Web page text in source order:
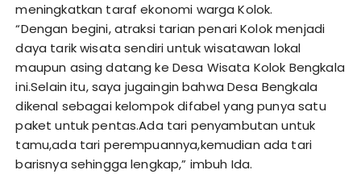
meningkatkan taraf ekonomi warga Kolok.
“Dengan begini, atraksi tarian penari Kolok menjadi
daya tarik wisata sendiri untuk wisatawan lokal
maupun asing datang ke Desa Wisata Kolok Bengkala
ini.Selain itu, saya jugaingin bahwa Desa Bengkala
dikenal sebagai kelompok difabel yang punya satu
paket untuk pentas.Ada tari penyambutan untuk
tamu,ada tari perempuannya,kemudian ada tari
barisnya sehingga lengkap,” imbuh Ida.